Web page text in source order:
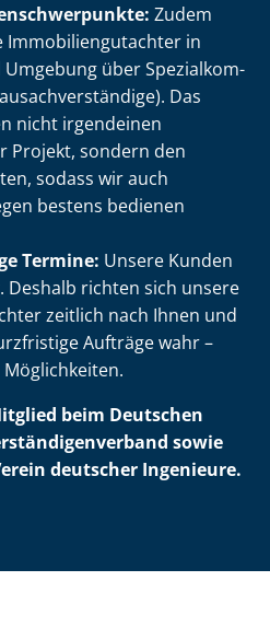
Zudem
Im­mo­bi­li­en­gut­ach­ter in
über Spe­zi­al­kom­
Das
nicht irgendeinen
Projekt, sondern den
sodass wir auch
bestens bedienen
Termine: Unsere Kunden
Deshalb richten sich unsere
zeitlich nach Ihnen und
Aufträge wahr –
beim Deutschen
sowie
deutscher Ingenieure.